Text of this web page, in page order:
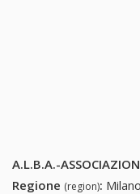
A.L.B.A.-
Regione (region):